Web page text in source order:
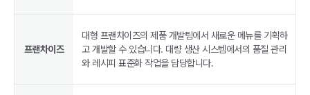
프랜차이즈
대형 프랜차이즈의 제품 개발팀에서 새로운 메뉴를 기획하
고 개발할 수 있습니다. 대량 생산 시스템에서의 품질 관리
와 레시피 표준화 작업을 담당합니다.